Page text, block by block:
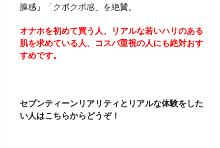
膜感」「クポクポ感」を絶賛。
オナホを初めて買う人、リアルな若いハリのある
肌を求めている人、コスパ重視の人にも絶対おす
すめです。
セブンティーンリアリティとリアルな体験をした
い人はこちらからどうぞ！